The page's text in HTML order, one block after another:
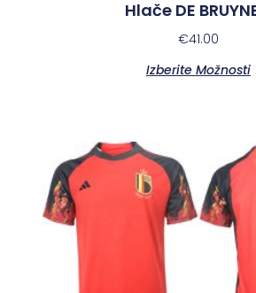
Hlače DE
€41.00
Izberite Možnosti